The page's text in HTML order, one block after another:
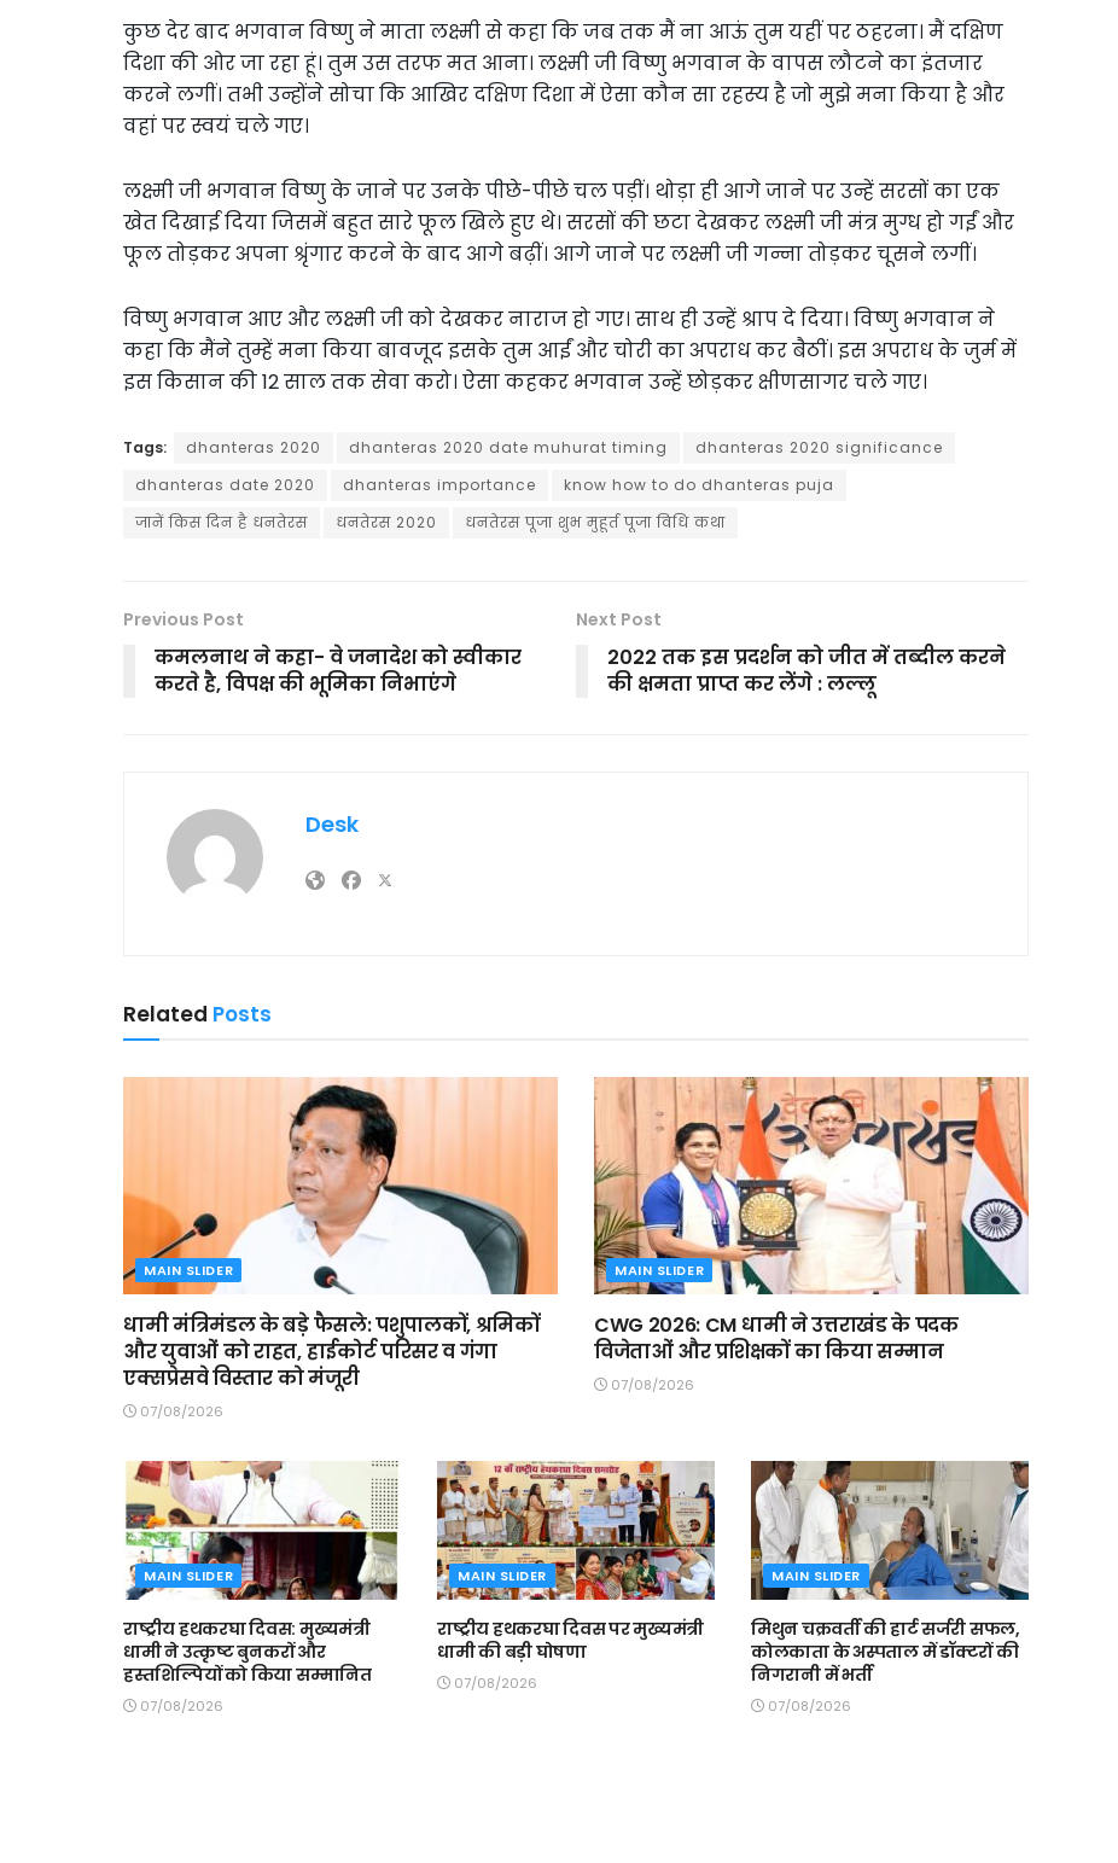
कुछ देर बाद भगवान विष्णु ने माता लक्ष्मी से कहा कि जब तक मैं ना आऊं तुम यहीं पर ठहरना। मैं दक्षिण
दिशा की ओर जा रहा हूं। तुम उस तरफ मत आना। लक्ष्मी जी विष्णु भगवान के वापस लौटने का इंतजार
करने लगीं। तभी उन्होंने सोचा कि आखिर दक्षिण दिशा में ऐसा कौन सा रहस्य है जो मुझे मना किया है और
वहां पर स्वयं चले गए।
लक्ष्मी जी भगवान विष्णु के जाने पर उनके पीछे-पीछे चल पड़ीं। थोड़ा ही आगे जाने पर उन्हें सरसों का एक
खेत दिखाई दिया जिसमें बहुत सारे फूल खिले हुए थे। सरसों की छटा देखकर लक्ष्मी जी मंत्र मुग्ध हो गईं और
फूल तोड़कर अपना श्रृंगार करने के बाद आगे बढ़ीं। आगे जाने पर लक्ष्मी जी गन्ना तोड़कर चूसने लगीं।
विष्णु भगवान आए और लक्ष्मी जी को देखकर नाराज हो गए। साथ ही उन्हें श्राप दे दिया। विष्णु भगवान ने
कहा कि मैंने तुम्हें मना किया बावजूद इसके तुम आईं और चोरी का अपराध कर बैठीं। इस अपराध के जुर्म में
इस किसान की 12 साल तक सेवा करो। ऐसा कहकर भगवान उन्हें छोड़कर क्षीणसागर चले गए।
Tags: dhanteras 2020 dhanteras 2020 date muhurat timing
dhanteras 2020 significance
dhanteras date 2020
dhanteras importance
know how to do dhanteras puja
जानें किस दिन है धनतेरस
धनतेरस 2020 धनतेरस पूजा शुभ मुहूर्त पूजा विधि कथा
Previous Post
कमलनाथ ने कहा- वे जनादेश को स्वीकार
करते है, विपक्ष की भूमिका निभाएंगे
Next Post
2022 तक इस प्रदर्शन को जीत में तब्दील करने
की क्षमता प्राप्त कर लेंगे : लल्लू
Desk
Related Posts
MAIN SLIDER
धामी मंत्रिमंडल के बड़े फैसले: पशुपालकों, श्रमिकों
और युवाओं को राहत, हाईकोर्ट परिसर व गंगा
एक्सप्रेसवे विस्तार को मंजूरी
07/08/2026
MAIN SLIDER
CWG 2026: CM धामी ने उत्तराखंड के पदक
विजेताओं और प्रशिक्षकों का किया सम्मान
07/08/2026
MAIN SLIDER
राष्ट्रीय हथकरघा दिवस: मुख्यमंत्री
धामी ने उत्कृष्ट बुनकरों और
हस्तशिल्पियों को किया सम्मानित
07/08/2026
MAIN SLIDER
राष्ट्रीय हथकरघा दिवस पर मुख्यमंत्री
धामी की बड़ी घोषणा
07/08/2026
MAIN SLIDER
मिथुन चक्रवर्ती की हार्ट सर्जरी सफल,
कोलकाता के अस्पताल में डॉक्टरों की
निगरानी में भर्ती
07/08/2026